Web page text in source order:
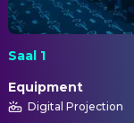
Saal 1
Equipment
Digital Projection